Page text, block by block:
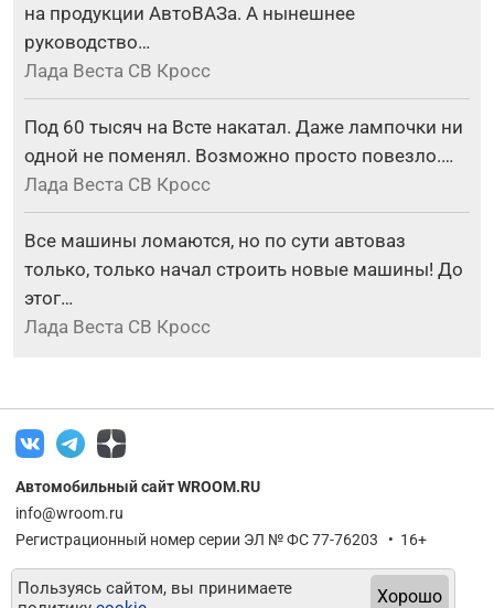
на продукции АвтоВАЗа. А нынешнее
руководство…
Лада Веста СВ Кросс
Под 60 тысяч на Всте накатал. Даже лампочки ни
одной не поменял. Возможно просто повезло.…
Лада Веста СВ Кросс
Все машины ломаются, но по сути автоваз
только, только начал строить новые машины! До
этог…
Лада Веста СВ Кросс
Автомобильный сайт WROOM.RU
info@wroom.ru
Регистрационный номер серии ЭЛ № ФС 77-76203 • 16+
Пользуясь сайтом, вы принимаете
Хорошо